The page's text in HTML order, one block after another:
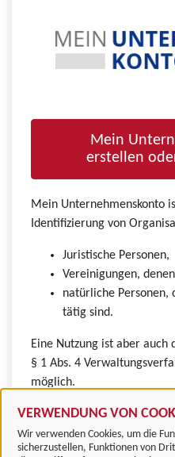
VERWENDUNG VON
Wir verwenden Cookies, um die
sicherzustellen, Funktionen von
Mein
erstellen
Mein Unternehmenskonto
Identifizierung von
Juristische Personen,
Vereinigungen,
natürliche
tätig sind.
Eine Nutzung ist aber auch
§ 1 Abs. 4
möglich.